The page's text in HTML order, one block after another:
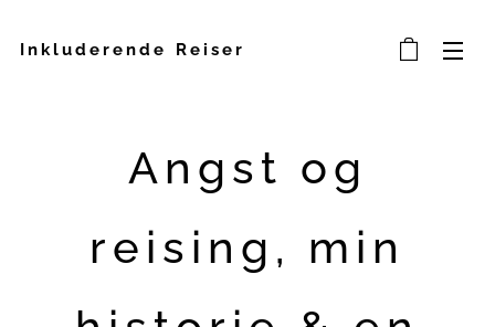
Inkluderende Reiser
Angst og
reising, min